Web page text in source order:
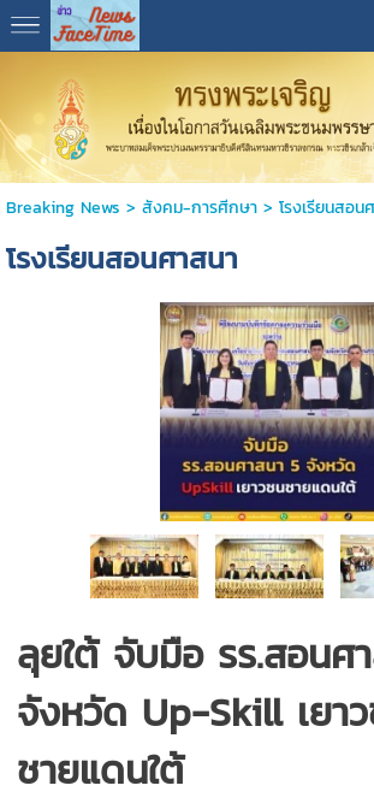
Breaking News > สังคม-การศีกษา> โรงเรียนสอน
โรงเรียนสอนศาสนา
ลุยใต้ จับมือ รร.สอนศ
จังหวัด Up-Skill เยา
ชายแดนใต้